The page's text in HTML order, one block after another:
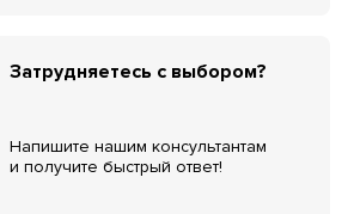
Затрудняетесь с выбором?
Напишите нашим консультантам
и получите быстрый ответ!